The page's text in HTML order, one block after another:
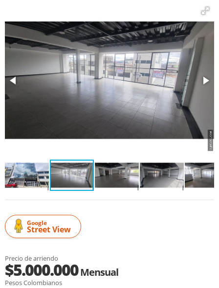
Google
Street View
Precio de arriendo
$5.000.000Mensual
Pesos Colombianos